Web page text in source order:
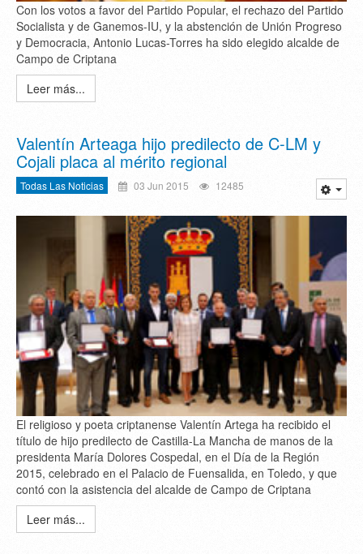
Con los votos a favor del Partido Popular, el rechazo del Partido
Socialista y de Ganemos-IU, y la abstención de Unión Progreso
y Democracia, Antonio Lucas-Torres ha sido elegido alcalde de
Campo de Criptana
Leer más...
Valentín Arteaga hijo predilecto de C-LM y
Cojali placa al mérito regional
Todas Las Noticias 03 Jun 2015 12485
El religioso y poeta criptanense Valentín Artega ha recibido el
título de hijo predilecto de Castilla-La Mancha de manos de la
presidenta María Dolores Cospedal, en el Día de la Región
2015, celebrado en el Palacio de Fuensalida, en Toledo, y que
contó con la asistencia del alcalde de Campo de Criptana
Leer más...